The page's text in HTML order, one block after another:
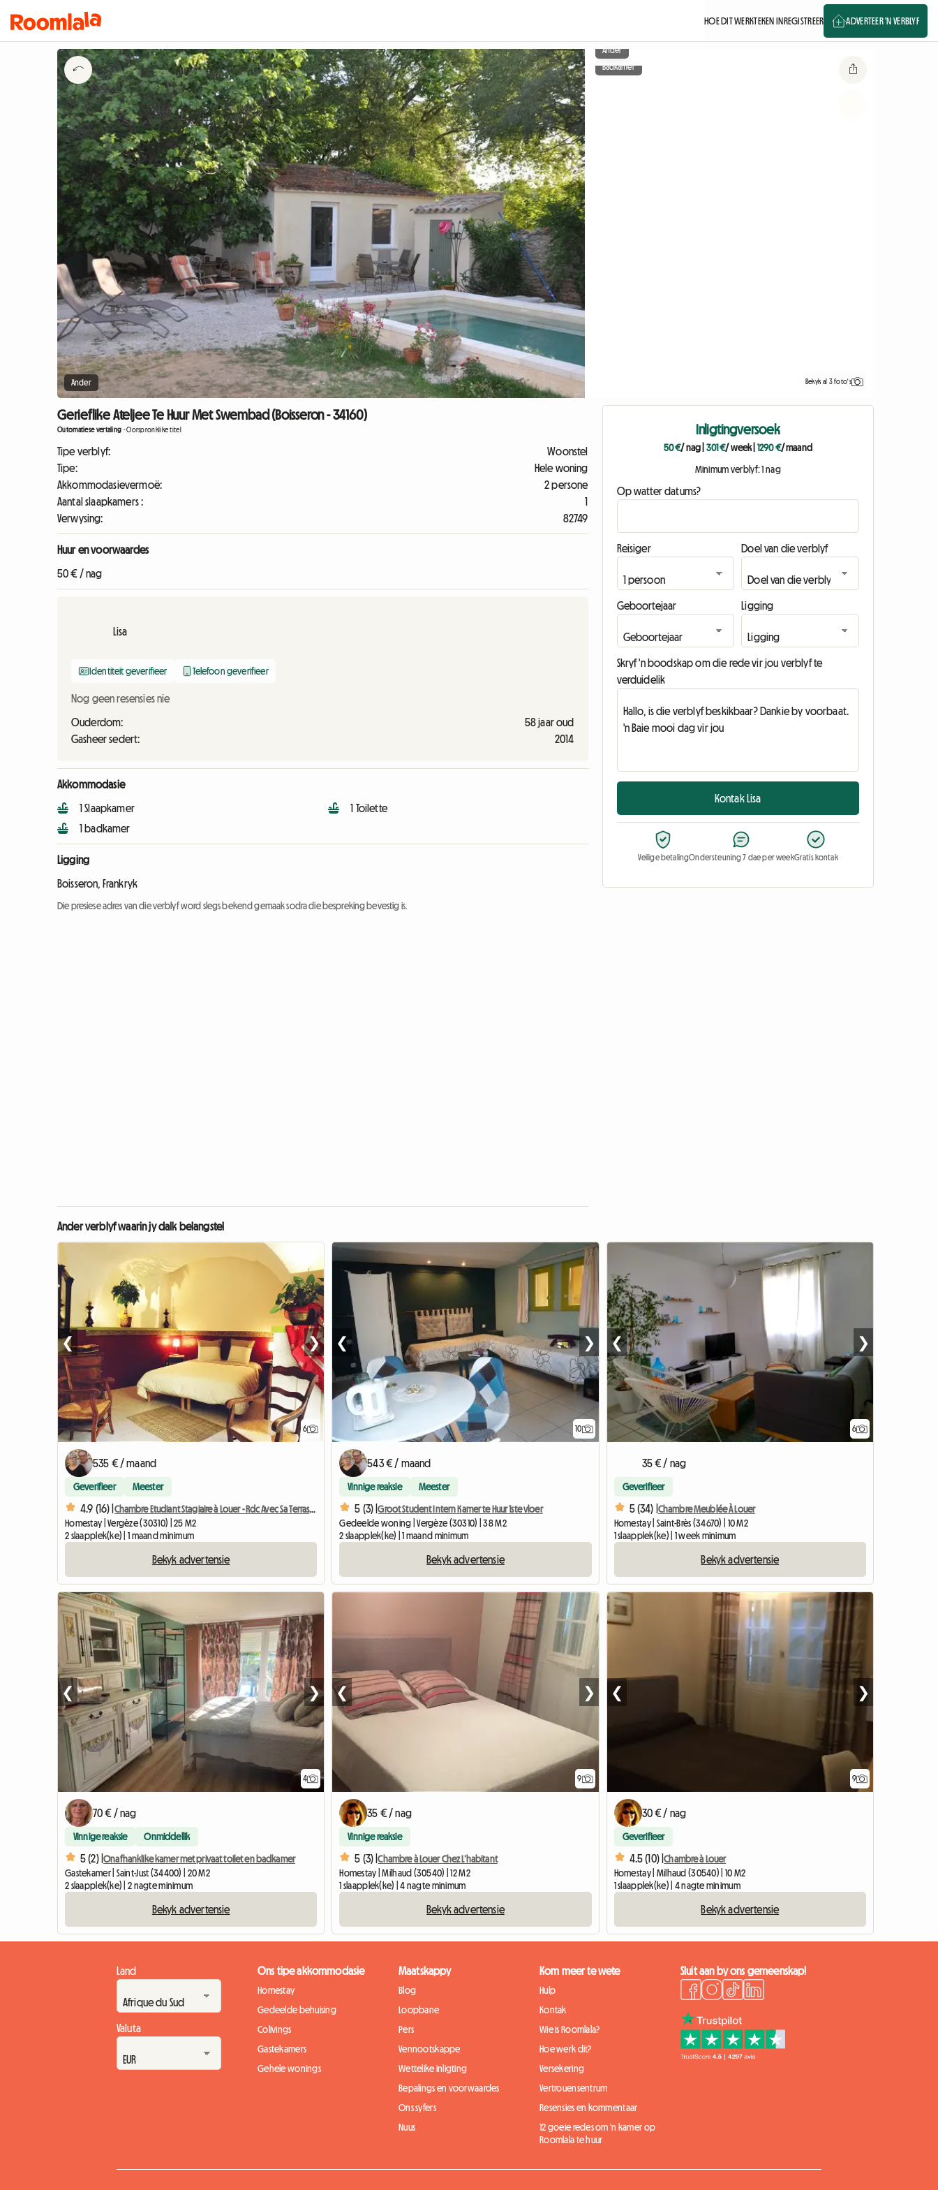
HOE DIT WERKTEKEN INREGISTREER ADVERTEER 'N VERBLYF
Ander
Ander
Badkamer
Bekyk al 3 foto's
Gerieflike Ateljee Te Huur Met Swembad (Boisseron - 34160)
Outomatiese vertaling -Oorspronklike titel
Tipe verblyf:
Woonstel
Tipe:
Hele woning
Akkommodasievermoë:
2 persone
Aantal slaapkamers :
1
Verwysing:
82749
Huur en voorwaardes
50 € / nag
Lisa
Identiteit geverifieer Telefoon geverifieer
Nog geen resensies nie
Ouderdom:
58 jaar oud
Gasheer sedert:
2014
Akkommodasie
1 Slaapkamer
1 badkamer
1 Toilette
Ligging
Boisseron, Frankryk
Die presiese adres van die verblyf word slegs bekend gemaak sodra die bespreking bevestig is.
Inligtingversoek
50 €/ nag 301 €/ week| 1290 €/ maand
Minimum verblyf: 1 nag
Op watter datums?
Reisiger Doel van die verblyf
Geboortejaar Ligging
Skryf 'n boodskap om die rede vir jou verblyf te
verduidelik
Kontak Lisa
Veilige betalingOndersteuning 7 dae per weekGratis kontak
Ander verblyf waarin jy dalk belangstel
6
❮ ❯
535 € / maand
Geverifieer Meester
4.9 (16) |
Chambre Etudiant Stagiaire à Louer - Rdc Avec Sa Terrasse -
Homestay | Vergèze (30310) | 25 M2
2 slaapplek(ke) | 1 maand minimum
Bekyk advertensie
10
❮ ❯
543 € / maand
Vinnige reaksie Meester
5 (3) |Groot Student Intern Kamer te Huur 1ste vloer
Gedeelde woning | Vergèze (30310) | 38 M2
2 slaapplek(ke) | 1 maand minimum
Bekyk advertensie
6
❮ ❯
35 € / nag
Geverifieer
5 (34) | Chambre Meublée À Louer
Homestay | Saint-Brès (34670) | 10 M2
1 slaapplek(ke) | 1 week minimum
Bekyk advertensie
4
❮ ❯
70 € / nag
Vinnige reaksie Onmiddellik
5 (2) |Onafhanklike kamer met privaat toilet en badkamer
Gastekamer | Saint-Just (34400) | 20 M2
2 slaapplek(ke) | 2 nagte minimum
Bekyk advertensie
9
❮ ❯
35 € / nag
Vinnige reaksie
5 (3) |Chambre à Louer Chez L’habitant
Homestay | Milhaud (30540) | 12 M2
1 slaapplek(ke) | 4 nagte minimum
Bekyk advertensie
9
❮ ❯
30 € / nag
Geverifieer
4.5 (10) |Chambre à Louer
Homestay | Milhaud (30540) | 10 M2
1 slaapplek(ke) | 4 nagte minimum
Bekyk advertensie
Land
Valuta
Ons tipe akkommodasie
Homestay
Gedeelde behuising
Colivings
Gastekamers
Gehele wonings
Maatskappy
Blog
Loopbane
Pers
Vennootskappe
Wettelike inligting
Bepalings en voorwaardes
Ons syfers
Nuus
Kom meer te wete
Hulp
Kontak
Wie is Roomlala?
Hoe werk dit?
Versekering
Vertrouensentrum
Resensies en kommentaar
12 goeie redes om 'n kamer op
Roomlala te huur
Sluit aan by ons gemeenskap!